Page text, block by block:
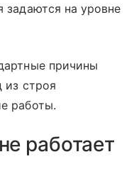
задаются на уровне
причины
из строя
работы.
работает